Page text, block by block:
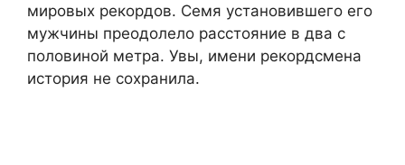
мировых рекордов. Семя установившего его
мужчины преодолело расстояние в два с
половиной метра. Увы, имени рекордсмена
история не сохранила.